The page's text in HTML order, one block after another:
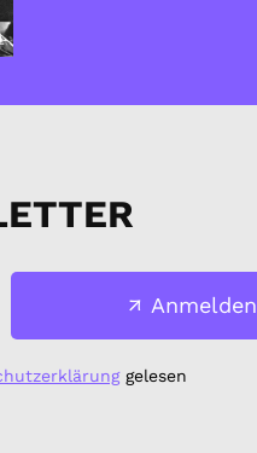
Anmelden
gelesen